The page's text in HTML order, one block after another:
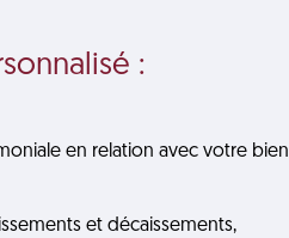
:
en relation avec votre bien
et décaissements,